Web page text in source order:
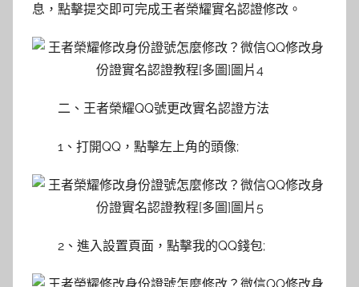
息，點擊提交即可完成王者榮耀實名認證修改。
二、王者榮耀QQ號更改實名認證方法
1、打開QQ，點擊左上角的頭像;
2、進入設置頁面，點擊我的QQ錢包;